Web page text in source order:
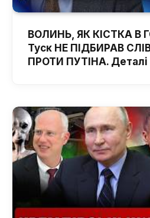
ВОЛИНЬ, ЯК КІСТКА В
Туск НЕ ПІДБИРАВ
ПРОТИ ПУТІНА.